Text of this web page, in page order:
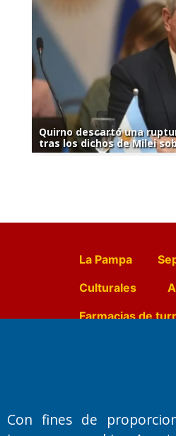
Quirno descartó una
tras los dichos de Milei
La Pampa
Culturales
Farmacias de
Con fines de